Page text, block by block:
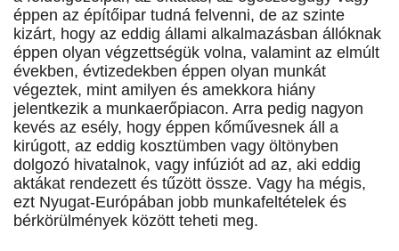
éppen az építőipar tudná felvenni, de az szinte
kizárt, hogy az eddig állami alkalmazásban állóknak
éppen olyan végzettségük volna, valamint az elmúlt
években, évtizedekben éppen olyan munkát
végeztek, mint amilyen és amekkora hiány
jelentkezik a munkaerőpiacon. Arra pedig nagyon
kevés az esély, hogy éppen kőművesnek áll a
kirúgott, az eddig kosztümben vagy öltönyben
dolgozó hivatalnok, vagy infúziót ad az, aki eddig
aktákat rendezett és tűzött össze. Vagy ha mégis,
ezt Nyugat-Európában jobb munkafeltételek és
bérkörülmények között teheti meg.